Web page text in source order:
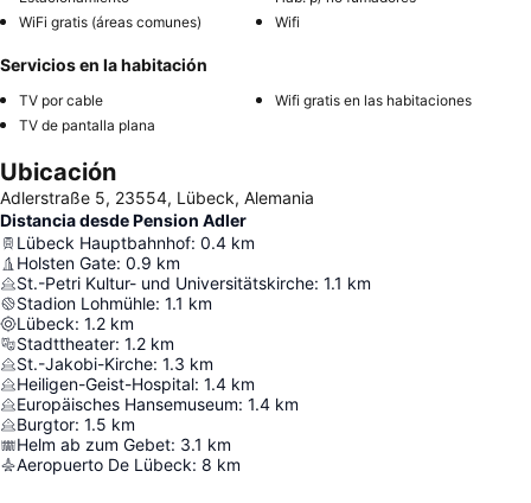
WiFi gratis (áreas comunes)
Wifi
Servicios en la habitación
TV por cable
Wifi gratis en las habitaciones
TV de pantalla plana
Ubicación
Adlerstraße 5, 23554, Lübeck, Alemania
Distancia desde Pension Adler
Lübeck Hauptbahnhof: 0.4 km
Holsten Gate: 0.9 km
St.-Petri Kultur- und Universitätskirche: 1.1 km
Stadion Lohmühle: 1.1 km
Lübeck: 1.2 km
Stadttheater: 1.2 km
St.-Jakobi-Kirche: 1.3 km
Heiligen-Geist-Hospital: 1.4 km
Europäisches Hansemuseum: 1.4 km
Burgtor: 1.5 km
Helm ab zum Gebet: 3.1 km
Aeropuerto De Lübeck: 8 km